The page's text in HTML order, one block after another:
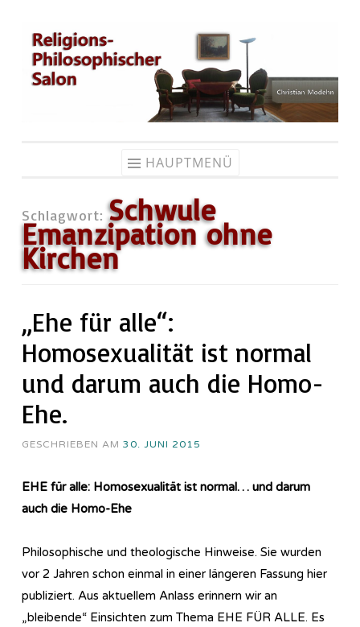
Zum
Inhalt
springen
HAUPTMENÜ
Schlagwort:Schwule
Emanzipation ohne
Kirchen
„Ehe für alle“:
Homosexualität ist normal
und darum auch die Homo-
Ehe.
GESCHRIEBEN AM 30. JUNI 2015
EHE für alle: Homosexualität ist normal… und darum
auch die Homo-Ehe
Philosophische und theologische Hinweise. Sie wurden
vor 2 Jahren schon einmal in einer längeren Fassung hier
publiziert. Aus aktuellem Anlass erinnern wir an
„bleibende“ Einsichten zum Thema EHE FÜR ALLE. Es